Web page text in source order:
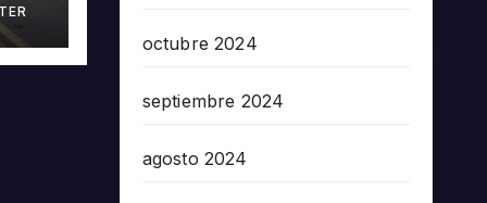
octubre 2024
septiembre 2024
agosto 2024